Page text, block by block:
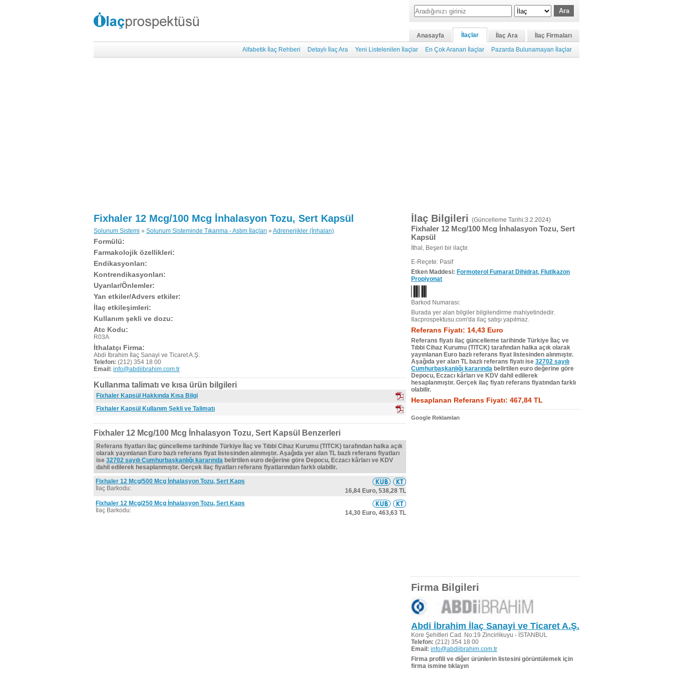
Anasayfa İlaçlar İlaç Ara
İlaç Firmaları
Alfabetik İlaç Rehberi
Detaylı İlaç Ara Yeni Listelenilen İlaçlar En Çok Aranan İlaçlar Pazarda Bulunamayan İlaçlar
Fixhaler 12 Mcg/100 Mcg İnhalasyon Tozu, Sert Kapsül
Solunum Sistemi » Solunum Sisteminde Tıkanma - Astım İlaçları » Adrenerjikler (İnhalan)
Formülü:
Farmakolojik özellikleri:
Endikasyonları:
Kontrendikasyonları:
Uyarılar/Önlemler:
Yan etkiler/Advers etkiler:
İlaç etkileşimleri:
Kullanım şekli ve dozu:
Atc Kodu:
R03A
İthalatçı Firma:
Abdi İbrahim İlaç Sanayi ve Ticaret A.Ş.
Telefon: (212) 354 18 00
Email: info@abdiibrahim.com.tr
Kullanma talimatı ve kısa ürün bilgileri
Fixhaler Kapsül Hakkında Kısa Bilgi
Fixhaler Kapsül Kullanım Şekli ve Talimatı
Fixhaler 12 Mcg/100 Mcg İnhalasyon Tozu, Sert Kapsül Benzerleri
Referans fiyatları ilaç güncelleme tarihinde Türkiye İlaç ve Tıbbi Cihaz Kurumu (TITCK) tarafından halka açık
olarak yayınlanan Euro bazlı referans fiyat listesinden alınmıştır. Aşağıda yer alan TL bazlı referans fiyatları
ise 32702 sayılı Cumhurbaşkanlığı kararında belirtilen euro değerine göre Depocu, Eczacı kârları ve KDV
dahil edilerek hesaplanmıştır. Gerçek ilaç fiyatları referans fiyatlarından farklı olabilir.
Fixhaler 12 Mcg/500 Mcg İnhalasyon Tozu, Sert Kaps
İlaç Barkodu:
16,84 Euro, 538,28 TL
Fixhaler 12 Mcg/250 Mcg İnhalasyon Tozu, Sert Kaps
İlaç Barkodu:
14,30 Euro, 463,63 TL
İlaç Bilgileri (Güncelleme Tarihi:3.2.2024)
Fixhaler 12 Mcg/100 Mcg İnhalasyon Tozu, Sert
Kapsül
İthal, Beşeri bir ilaçtır.
E-Reçete: Pasif
Etken Maddesi: Formoterol Fumarat Dihidrat, Flutikazon
Propiyonat
Barkod Numarası:
Burada yer alan bilgiler bilgilendirme mahiyetindedir.
Ilacprospektusu.com'da ilaç satışı yapılmaz.
Referans Fiyatı: 14,43 Euro
Referans fiyatı ilaç güncelleme tarihinde Türkiye İlaç ve
Tıbbi Cihaz Kurumu (TITCK) tarafından halka açık olarak
yayınlanan Euro bazlı referans fiyat listesinden alınmıştır.
Aşağıda yer alan TL bazlı referans fiyatı ise 32702 sayılı
Cumhurbaşkanlığı kararında belirtilen euro değerine göre
Depocu, Eczacı kârları ve KDV dahil edilerek
hesaplanmıştır. Gerçek ilaç fiyatı referans fiyatından farklı
olabilir.
Hesaplanan Referans Fiyatı: 467,84 TL
Google Reklamları
Firma Bilgileri
Abdi İbrahim İlaç Sanayi ve Ticaret A.Ş.
Kore Şehitleri Cad. No:19 Zincirlikuyu - İSTANBUL
Telefon: (212) 354 18 00
Email: info@abdiibrahim.com.tr
Firma profili ve diğer ürünlerin listesini görüntülemek için
firma ismine tıklayın